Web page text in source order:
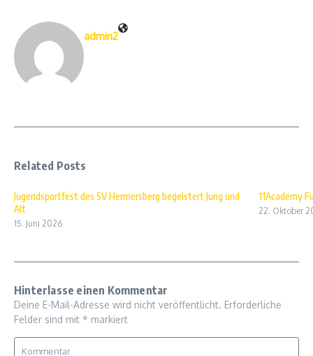
admin2
Related Posts
Jugendsportfest des SV Hermersberg begeistert Jung und
Alt
15. Juni 2026
11Academy
22. Oktober
Hinterlasse einen Kommentar
Deine E-Mail-Adresse wird nicht veröffentlicht. Erforderliche
Felder sind mit * markiert